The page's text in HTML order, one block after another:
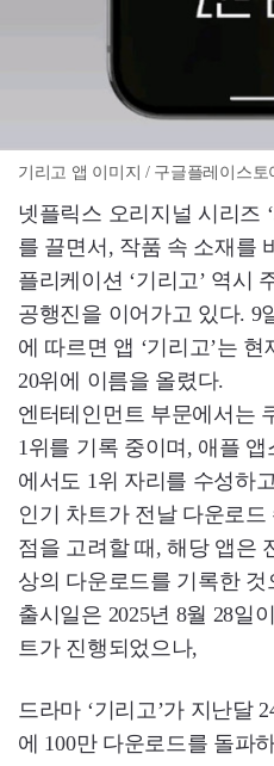
기리고 앱 이미지 / 구글플레이스토
넷플릭스 오리지널 시리즈
를 끌면서, 작품 속 소재를
플리케이션 ‘기리고’ 역시
공행진을 이어가고 있다. 9
에 따르면 앱 ‘기리고’는
20위에 이름을 올렸다.
엔터테인먼트 부문에서는
1위를 기록 중이며, 애플
에서도 1위 자리를 수성하
인기 차트가 전날 다운로
점을 고려할 때, 해당 앱은
상의 다운로드를 기록한
출시일은 2025년 8월 28일
트가 진행되었으나,
드라마 ‘기리고’가 지난달
에 100만 다운로드를 돌파